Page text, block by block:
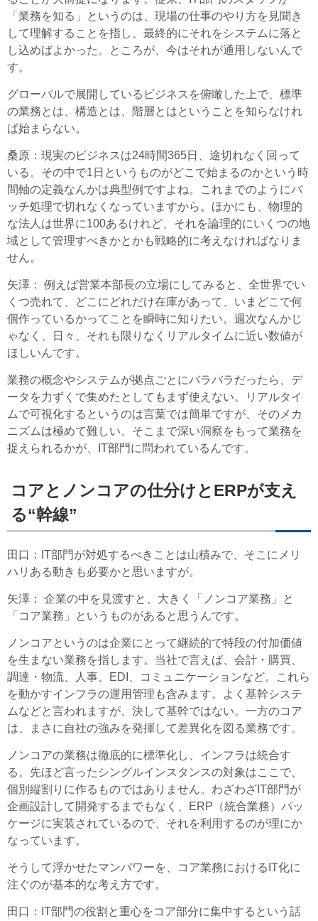
「業務を知る」というのは、現場の仕事のやり方を見聞き
して理解することを指し、最終的にそれをシステムに落と
し込めばよかった。ところが、今はそれが通用しないんで
す。
グローバルで展開しているビジネスを俯瞰した上で、標準
の業務とは、構造とは、階層とはということを知らなけれ
ば始まらない。
桑原 ：現実のビジネスは24時間365日、途切れなく回って
いる。その中で1日というものがどこで始まるのかという時
間軸の定義なんかは典型例ですよね。これまでのようにバ
ッチ処理で切れなくなっていますから。ほかにも、物理的
な法人は世界に100あるけれど、それを論理的にいくつの地
域として管理すべきかとかも戦略的に考えなければなりま
せん。
矢澤 ： 例えば営業本部長の立場にしてみると、全世界でい
くつ売れて、どこにどれだけ在庫があって、いまどこで何
個作っているかってことを瞬時に知りたい。週次なんかじ
ゃなく、日々、それも限りなくリアルタイムに近い数値が
ほしいんです。
業務の概念やシステムが拠点ごとにバラバラだったら、デ
ータを力ずくで集めたとしてもまず使えない。リアルタイ
ムで可視化するというのは言葉では簡単ですが、そのメカ
ニズムは極めて難しい。そこまで深い洞察をもって業務を
捉えられるかが、IT部門に問われているんです。
コアとノンコアの仕分けとERPが支え
る“幹線”
田口 ：IT部門が対処するべきことは山積みで、そこにメリ
ハリある動きも必要かと思いますが。
矢澤 ： 企業の中を見渡すと、大きく「ノンコア業務」と
「コア業務」というものがあると思うんです。
ノンコアというのは企業にとって継続的で特段の付加価値
を生まない業務を指します。当社で言えば、会計・購買、
調達・物流、人事、EDI、コミュニケーションなど。これら
を動かすインフラの運用管理も含みます。よく基幹システ
ムなどと言われますが、決して基幹ではない。一方のコア
は、まさに自社の強みを発揮して差異化を図る業務です。
ノンコアの業務は徹底的に標準化し、インフラは統合す
る。先ほど言ったシングルインスタンスの対象はここで、
個別縦割りに作るものではありません。わざわざIT部門が
企画設計して開発するまでもなく、ERP（統合業務）パッ
ケージに実装されているので、それを利用するのが理にか
なっています。
そうして浮かせたマンパワーを、コア業務におけるIT化に
注ぐのが基本的な考え方です。
田口 ：IT部門の役割と重心をコア部分に集中するという話